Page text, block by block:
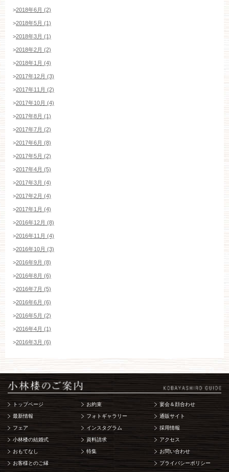
>2018年6月 (2)
>2018年5月 (1)
>2018年3月 (1)
>2018年2月 (2)
>2018年1月 (4)
>2017年12月 (3)
>2017年11月 (2)
>2017年10月 (4)
>2017年8月 (1)
>2017年7月 (2)
>2017年6月 (8)
>2017年5月 (2)
>2017年4月 (5)
>2017年3月 (4)
>2017年2月 (4)
>2017年1月 (4)
>2016年12月 (8)
>2016年11月 (4)
>2016年10月 (3)
>2016年9月 (8)
>2016年8月 (6)
>2016年7月 (5)
>2016年6月 (6)
>2016年5月 (2)
>2016年4月 (1)
>2016年3月 (6)
トップページ
最新情報
フェア
小林楼の結婚式
おもてなし
お客様とのご縁
お約束
フォトギャラリー
インスタグラム
資料請求
特集
宴会＆顔合わせ
通販サイト
採用情報
アクセス
お問い合わせ
プライバシーポリシー